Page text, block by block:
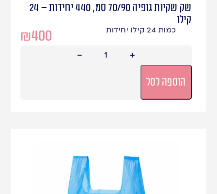
שק שקיות גופיה 70/90 סמ, 440 יחידות – 24
קילו
₪400 כמות 24 קילו יחידות
הוספה לסל